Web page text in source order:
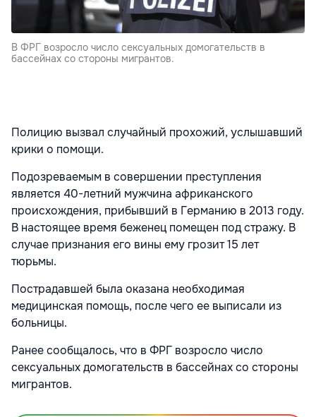
В ФРГ возросло число сексуальных домогательств в
бассейнах со стороны мигрантов.
Полицию вызвал случайный прохожий, услышавший
крики о помощи.
Подозреваемым в совершении преступления
является 40-летний мужчина африканского
происхождения, прибывший в Германию в 2013 году.
В настоящее время беженец помещен под стражу. В
случае признания его вины ему грозит 15 лет
тюрьмы.
Пострадавшей была оказана необходимая
медицинская помощь, после чего ее выписали из
больницы.
Ранее сообщалось, что в ФРГ возросло число
сексуальных домогательств в бассейнах со стороны
мигрантов.